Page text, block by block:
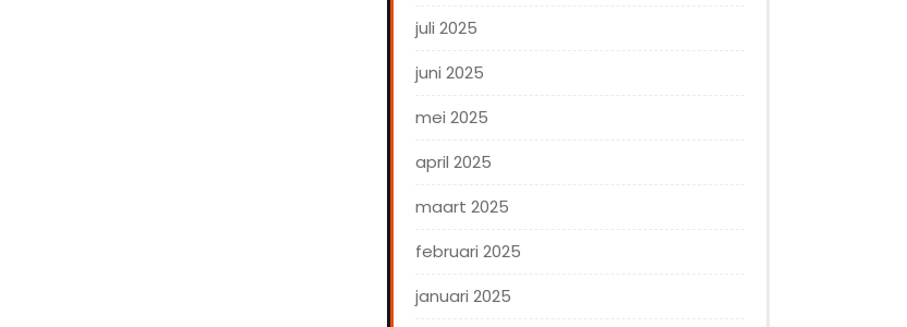
juli 2025
juni 2025
mei 2025
april 2025
maart 2025
februari 2025
januari 2025